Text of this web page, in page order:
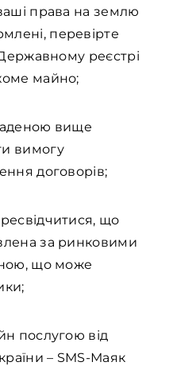
права на землю
перевірте
Державному реєстрі
майно;
вище
вимогу
договорів;
що
за ринковими
що може
послугою від
– SMS-Маяк